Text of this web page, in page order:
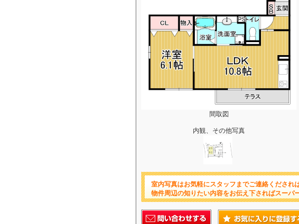
間取図
内観、その他写真
室内写真はお気軽にスタッフまでご連絡くだされ
物件周辺の知りたい内容をお伝え下さればスーパ